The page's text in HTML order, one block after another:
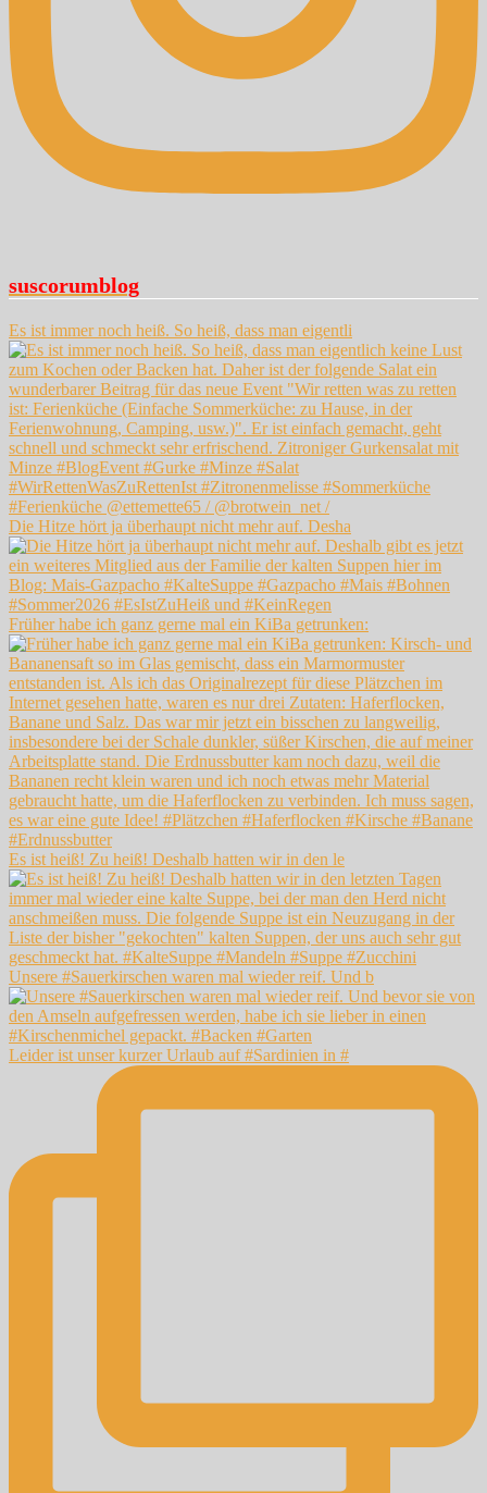
suscorumblog
Es ist immer noch heiß. So heiß, dass man eigentli
Die Hitze hört ja überhaupt nicht mehr auf. Desha
Früher habe ich ganz gerne mal ein KiBa getrunken:
Es ist heiß! Zu heiß! Deshalb hatten wir in den le
Unsere #Sauerkirschen waren mal wieder reif. Und b
Leider ist unser kurzer Urlaub auf #Sardinien in #